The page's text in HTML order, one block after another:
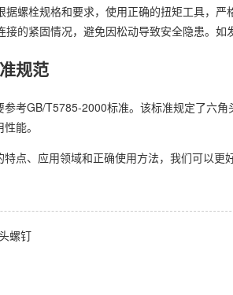
螺栓规格和要求，使用正确的扭矩工具，严
的紧固情况，避免因松动导致安全隐患。如
规范
考GB/T5785-2000标准。该标准规定了六
能。
点、应用领域和正确使用方法，我们可以
螺钉